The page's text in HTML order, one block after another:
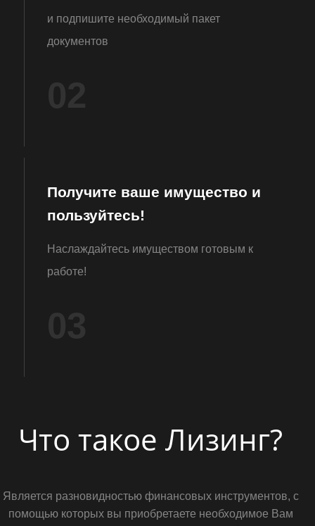
и подпишите необходимый пакет
документов
Получите ваше имущество и
пользуйтесь!
Наслаждайтесь имуществом готовым к
работе!
Что такое Лизинг?
Является разновидностью финансовых инструментов, с
помощью которых вы приобретаете необходимое Вам